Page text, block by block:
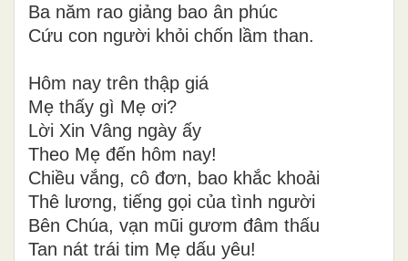
Ba năm rao giảng bao ân phúc
Cứu con người khỏi chốn lầm than.
Hôm nay trên thập giá
Mẹ thấy gì Mẹ ơi?
Lời Xin Vâng ngày ấy
Theo Mẹ đến hôm nay!
Chiều vắng, cô đơn, bao khắc khoải
Thê lương, tiếng gọi của tình người
Bên Chúa, vạn mũi gươm đâm thấu
Tan nát trái tim Mẹ dấu yêu!